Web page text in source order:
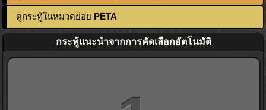
ดูกระทู้ในหมวดย่อย PETA
กระทู้แนะนำจากการคัดเลือกอัตโนมัติ